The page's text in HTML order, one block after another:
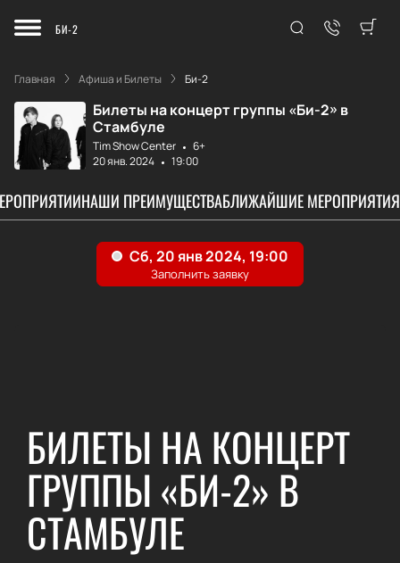
БИ-2
Главная Афиша и Билеты Би-2
Билеты на концерт группы «Би-2» в
Стамбуле
Tim Show Center
6+
20 янв. 2024
19:00
НАШИ ПРЕИМУЩЕСТВАБЛИЖАЙШИЕ МЕРОПРИЯТИЯ
БИЛЕТЫ НА КОНЦЕРТ
ГРУППЫ «БИ-2» В
СТАМБУЛЕ